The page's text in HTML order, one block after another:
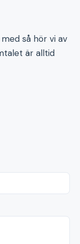
så hör vi av
är alltid